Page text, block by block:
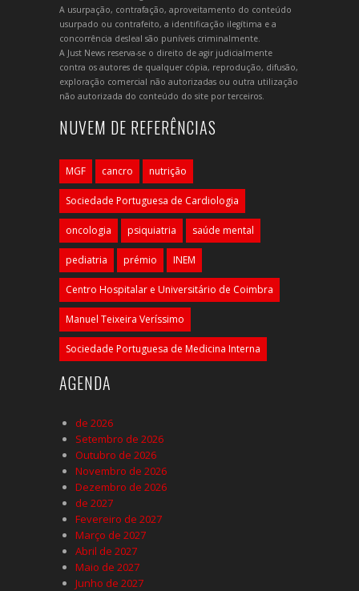
A usurpação, contrafação, aproveitamento do conteúdo
usurpado ou contrafeito, a identificação ilegítima e a
concorrência desleal são puníveis criminalmente.
A Just News reserva-se o direito de agir judicialmente
contra os autores de qualquer cópia, reprodução, difusão,
exploração comercial não autorizadas ou outra utilização
não autorizada do conteúdo do site por terceiros.
NUVEM DE REFERÊNCIAS
MGF cancro nutrição
Sociedade Portuguesa de Cardiologia
oncologia psiquiatria saúde mental
pediatria prémio INEM
Centro Hospitalar e Universitário de Coimbra
Manuel Teixeira Veríssimo
Sociedade Portuguesa de Medicina Interna
AGENDA
de 2026
Setembro de 2026
Outubro de 2026
Novembro de 2026
Dezembro de 2026
de 2027
Fevereiro de 2027
Março de 2027
Abril de 2027
Maio de 2027
Junho de 2027